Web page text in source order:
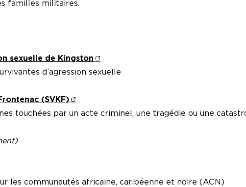
familles militaires.
sexuelle de Kingston
d’agression sexuelle
(SVKF)
touchées par un acte criminel, une tragédie ou une
les communautés africaine, caribéenne et noire (ACN)